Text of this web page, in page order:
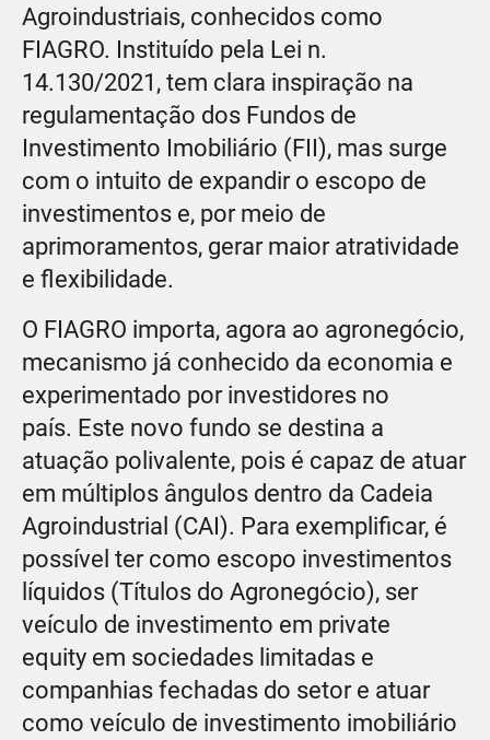
Agroindustriais, conhecidos como
FIAGRO. Instituído pela Lei n.
14.130/2021, tem clara inspiração na
regulamentação dos Fundos de
Investimento Imobiliário (FII), mas surge
com o intuito de expandir o escopo de
investimentos e, por meio de
aprimoramentos, gerar maior atratividade
e flexibilidade.
O FIAGRO importa, agora ao agronegócio,
mecanismo já conhecido da economia e
experimentado por investidores no
país. Este novo fundo se destina a
atuação polivalente, pois é capaz de atuar
em múltiplos ângulos dentro da Cadeia
Agroindustrial (CAI). Para exemplificar, é
possível ter como escopo investimentos
líquidos (Títulos do Agronegócio), ser
veículo de investimento em private
equity em sociedades limitadas e
companhias fechadas do setor e atuar
como veículo de investimento imobiliário